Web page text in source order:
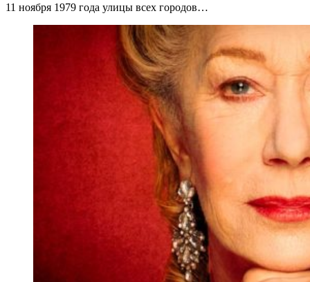
11 ноября 1979 года улицы всех городов…